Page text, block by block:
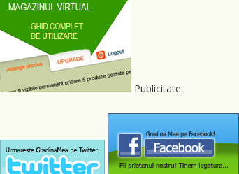
Publicitate: